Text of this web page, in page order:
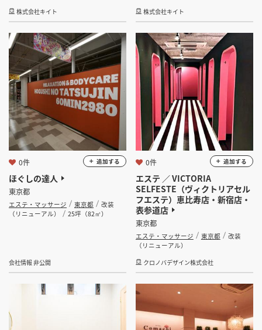
株式会社キイト
株式会社キイト
ほぐしの達人
東京都
エステ・マッサージ 東京都
改装
（リニューアル）
25坪（82㎡）
会社情報 非公開
0件 追加する
エステ ／ VICTORIA
SELFESTE（ヴィクトリアセル
フエステ）恵比寿店・新宿店・
表参道店
東京都
エステ・マッサージ 東京都
改装
（リニューアル）
クロノバデザイン株式会社
0件 追加する